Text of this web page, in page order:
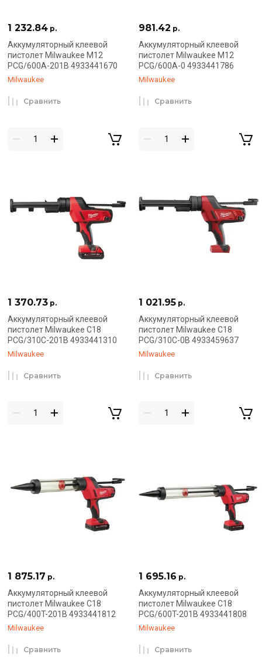
1 232.84 р.
Аккумуляторный клеевой
пистолет Milwaukee M12
PCG/600A-201B 4933441670
Milwaukee
Сравнить
981.42 р.
Аккумуляторный клеевой
пистолет Milwaukee M12
PCG/600A-0 4933441786
Milwaukee
Сравнить
1 370.73 р.
Аккумуляторный клеевой
пистолет Milwaukee C18
PCG/310C-201B 4933441310
Milwaukee
Сравнить
1 021.95 р.
Аккумуляторный клеевой
пистолет Milwaukee C18
PCG/310C-0B 4933459637
Milwaukee
Сравнить
1 875.17 р.
Аккумуляторный клеевой
пистолет Milwaukee C18
PCG/400T-201B 4933441812
Milwaukee
Сравнить
1 695.16 р.
Аккумуляторный клеевой
пистолет Milwaukee C18
PCG/600T-201B 4933441808
Milwaukee
Сравнить